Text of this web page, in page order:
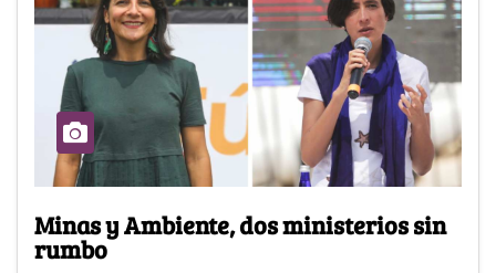
Minas y Ambiente, dos ministerios sin
rumbo